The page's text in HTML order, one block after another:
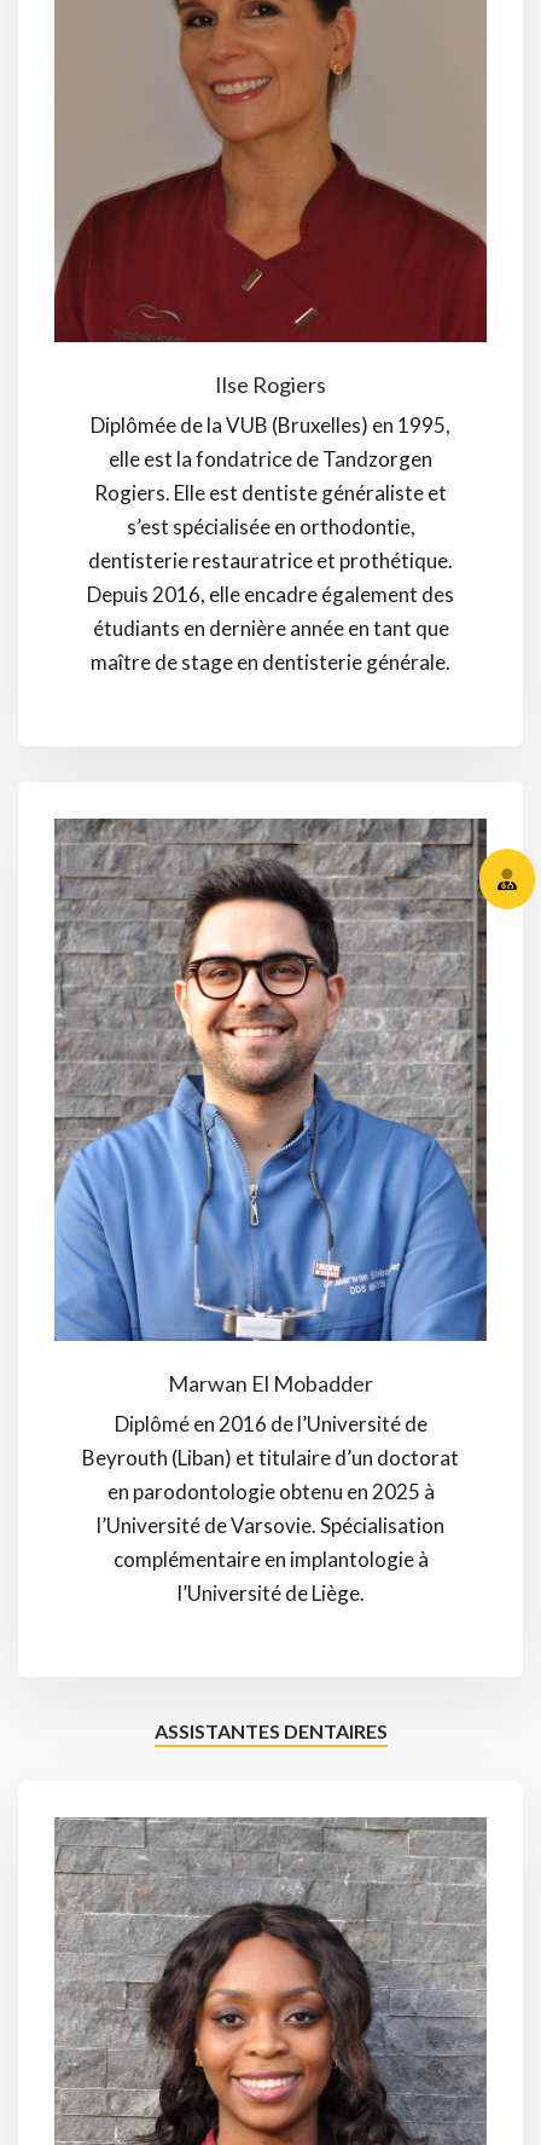
Ilse Rogiers
Diplômée de la VUB (Bruxelles) en 1995,
elle est la fondatrice de Tandzorgen
Rogiers. Elle est dentiste généraliste et
s’est spécialisée en orthodontie,
dentisterie restauratrice et prothétique.
Depuis 2016, elle encadre également des
étudiants en dernière année en tant que
maître de stage en dentisterie générale.
Marwan El Mobadder
Diplômé en 2016 de l’Université de
Beyrouth (Liban) et titulaire d’un doctorat
en parodontologie obtenu en 2025 à
l’Université de Varsovie. Spécialisation
complémentaire en implantologie à
l’Université de Liège.
ASSISTANTES DENTAIRES